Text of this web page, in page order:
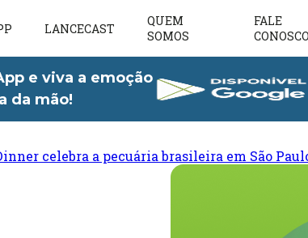
LANCECAST
QUEM
SOMOS
FALE
CONOSCO
e viva a emoção
da mão!
celebra a pecuária brasileira em São